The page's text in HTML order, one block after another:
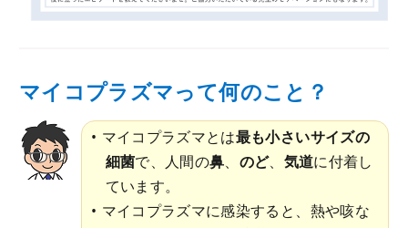
マイコプラズマって何のこと？
マイコプラズマとは最も小さいサイズの
細菌で、人間の鼻、 のど、 気道に付着し
ています。
マイコプラズマに感染すると、熱や咳な